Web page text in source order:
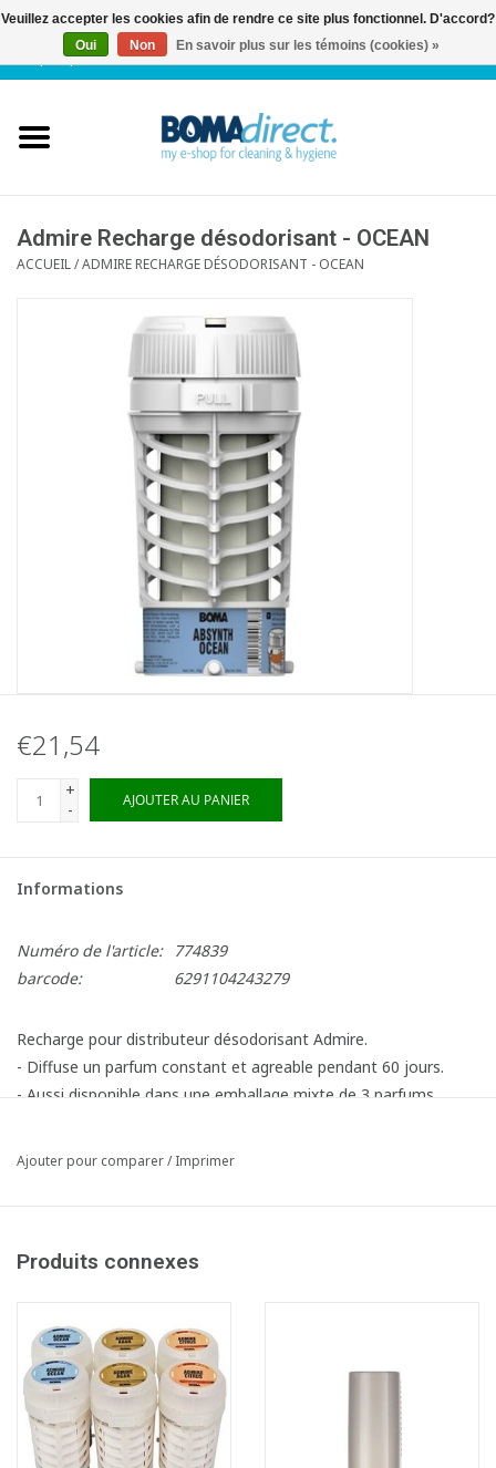
FR| 0 Articles
Service client
Admire Recharge désodorisant - OCEAN
ACCUEIL/ADMIRE RECHARGE DÉSODORISANT - OCEAN
€21,54
+
-
AJOUTER AU PANIER
Informations
Numéro de l'article:
774839
barcode:
6291104243279
Recharge pour distributeur désodorisant Admire.
- Diffuse un parfum constant et agreable pendant 60 jours.
- Aussi disponible dans une emballage mixte de 3 parfums.
Mode d'emploi:
Ajouter pour comparer/Imprimer
Produits connexes
Veuillez accepter les cookies afin de rendre ce site plus fonctionnel. D'accord?
Oui
Non En savoir plus sur les témoins (cookies) »